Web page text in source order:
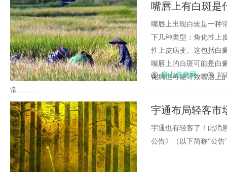
嘴唇上有白斑是
嘴唇上出现白斑是一种
下几种类型：角化性上
性上皮病变。这包括白
嘴唇上的白斑可能是白
化病也可能导致嘴唇上
常.........
唐山信息网
宇通布局轻客市
宇通也有轻客了！此消
公告》（以下简称“公告